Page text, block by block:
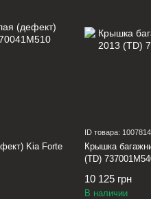
Kia Forte
ID товара: 1007814
Крышка
(TD)
10 125 грн
В наличии